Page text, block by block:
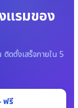
แรมของ
ดตั้งเสร็จภายใน 5
ฟรี